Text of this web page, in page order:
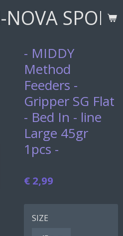
- MIDDY
Method
Feeders -
Gripper SG Flat
- Bed In - line
Large 45gr
1pcs -
€ 2,99
SIZE